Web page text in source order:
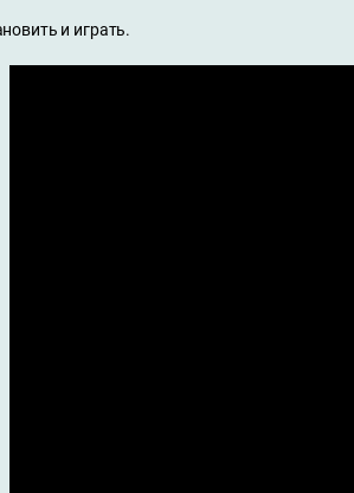
и играть.